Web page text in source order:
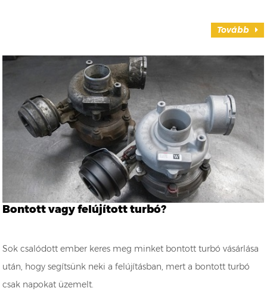
Tovább
Bontott vagy felújított turbó?
Sok csalódott ember keres meg minket bontott turbó vásárlása
után, hogy segítsünk neki a felújításban, mert a bontott turbó
csak napokat üzemelt.